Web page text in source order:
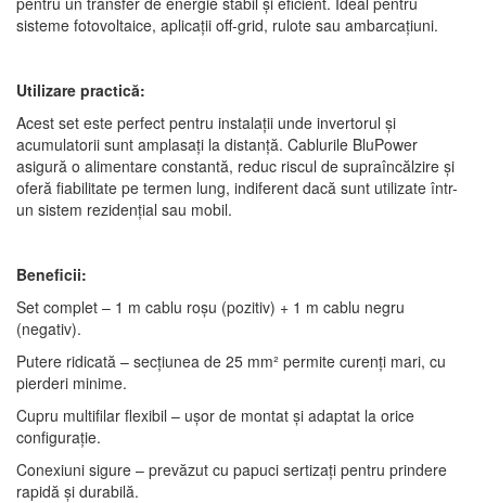
sisteme fotovoltaice, aplicații off-grid, rulote sau ambarcațiuni.
Utilizare practică:
Acest set este perfect pentru instalații unde invertorul și
acumulatorii sunt amplasați la distanță. Cablurile BluPower
asigură o alimentare constantă, reduc riscul de supraîncălzire și
oferă fiabilitate pe termen lung, indiferent dacă sunt utilizate într-
un sistem rezidențial sau mobil.
Beneficii:
Set complet – 1 m cablu roșu (pozitiv) + 1 m cablu negru
(negativ).
Putere ridicată – secțiunea de 25 mm² permite curenți mari, cu
pierderi minime.
Cupru multifilar flexibil – ușor de montat și adaptat la orice
configurație.
Conexiuni sigure – prevăzut cu papuci sertizați pentru prindere
rapidă și durabilă.